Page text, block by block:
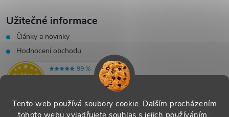
Tento web používá soubory cookie. Dalším procházením
tohoto webu vyjadřujete souhlas s jejich používáním..
Užitečné informace
Články a novinky
Hodnocení obchodu